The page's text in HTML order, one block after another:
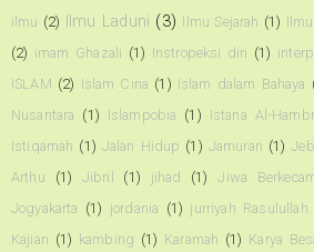
ilmu (2) Ilmu Laduni (3) Ilmu Sejarah (1)
(2) imam Ghazali (1) Instropeksi diri (1)
ISLAM (2) Islam Cina (1) Islam dalam Bahaya
Nusantara (1) Islampobia (1) Istana Al-
Istiqamah (1) Jalan Hidup (1) Jamuran (1)
Arthu
(1) Jibril (1) jihad (1) Jiwa
Jogyakarta (1) jordania (1) jurriyah Rasulullah
Kajian (1) kambing (1) Karamah (1) Karya